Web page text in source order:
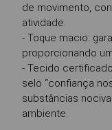
de movimento,
atividade.
- Toque macio:
proporcionando
- Tecido certificado
selo “confiança
substâncias
ambiente.